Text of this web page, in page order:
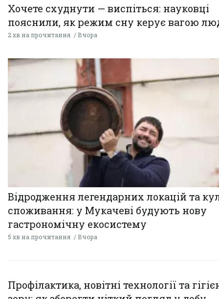
Хочете схуднути — виспіться: науковці
пояснили, як режим сну керує вагою
2 хв на прочитання Вчора
Відродження легендарних локацій та
споживання: у Мукачеві будують нову
гастрономічну екосистему
5 хв на прочитання Вчора
Профілактика, новітні технології та